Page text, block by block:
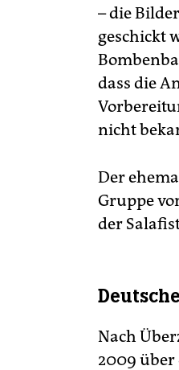
– die
geschickt
dass die
nicht
Der
Gruppe
der
Nach
2009 über